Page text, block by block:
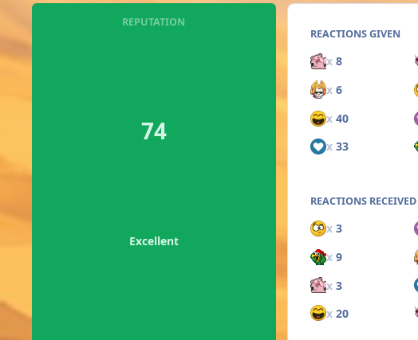
REPUTATION
74
Excellent
REACTIONS GIVEN
x8
x6
x40
x33
REACTIONS RECEIVED
x3
x9
x3
x20